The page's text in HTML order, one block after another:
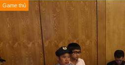
Game thủ